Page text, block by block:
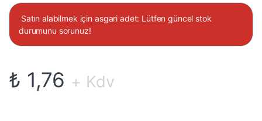
Satın alabilmek için asgari adet: Lütfen güncel stok
durumunu sorunuz!
₺ 1,76 + Kdv